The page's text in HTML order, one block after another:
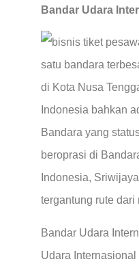
Bandar Udara
satu bandara
di Kota Nusa
Indonesia bahkan
Bandara yang
beroprasi di
Indonesia,
tergantung rute dari
Bandar Udara
Udara